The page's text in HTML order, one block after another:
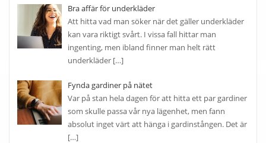
Bra affär för underkläder
Att hitta vad man söker när det gäller underkläder
kan vara riktigt svårt. I vissa fall hittar man
ingenting, men ibland finner man helt rätt
underkläder […]
Fynda gardiner på nätet
Var på stan hela dagen för att hitta ett par gardiner
som skulle passa vår nya lägenhet, men fann
absolut inget värt att hänga i gardinstången. Det är
[…]